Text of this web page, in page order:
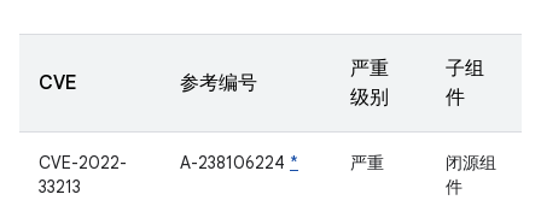
CVE 参考编号
严重
级别
子组
件
CVE-2022-
33213
A-238106224 * 严重
闭源组
件